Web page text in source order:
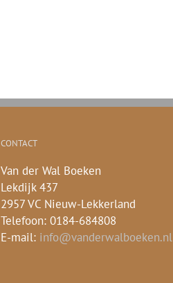
CONTACT
Van der Wal Boeken
Lekdijk 437
2957 VC Nieuw-Lekkerland
Telefoon: 0184-684808
E-mail: info@vanderwalboeken.nl